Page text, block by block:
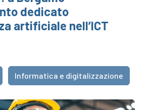
dedicato
artificiale nell’ICT
Informatica e digitalizzazione